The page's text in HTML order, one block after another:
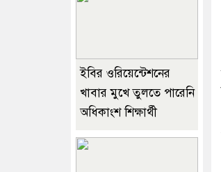
ইবির ওরিয়েন্টেশনের
খাবার মুখে তুলতে পারেনি
অধিকাংশ শিক্ষার্থী